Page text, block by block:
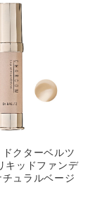
ドクターベルツ
キッドファンデ
ュラルベージ